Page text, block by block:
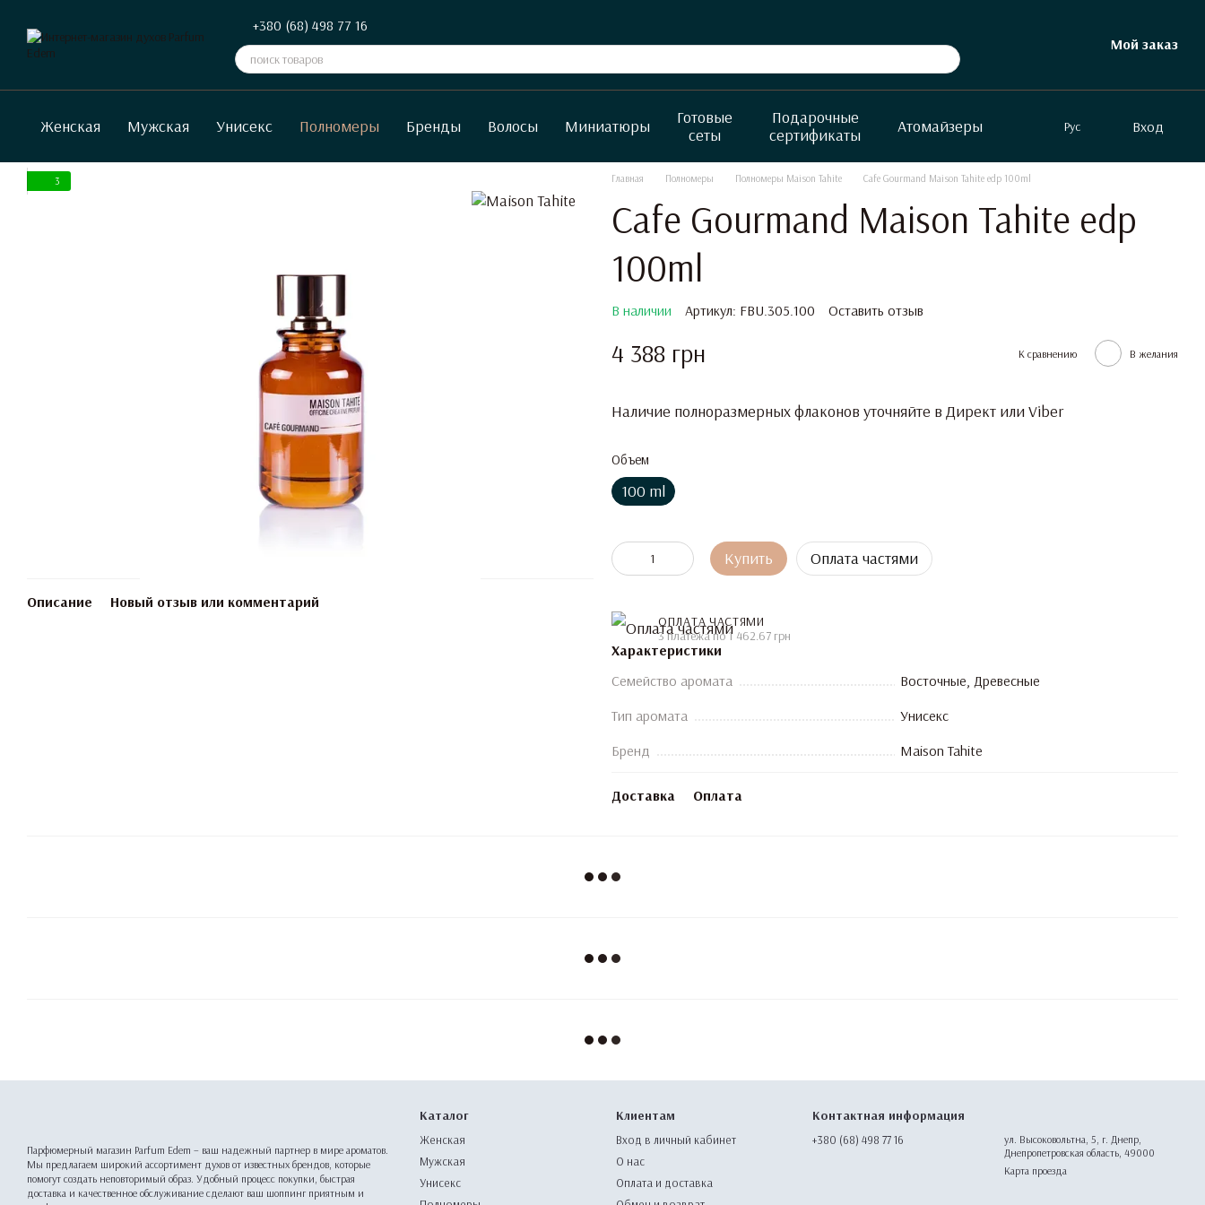
+380 (68) 498 77 16
Мой заказ
Женская Мужская Унисекс Полномеры Бренды Волосы Миниатюры
Готовые
сеты
Подарочные
сертификаты
Атомайзеры Рус Вход
3
Описание Новый отзыв или комментарий
Главная Полномеры Полномеры Maison Tahite Cafe Gourmand Maison Tahite edp 100ml
Cafe Gourmand Maison Tahite edp
100ml
В наличии Артикул: FBU.305.100 Оставить отзыв
4 388 грн К сравнению В желания
Наличие полноразмерных флаконов уточняйте в Директ или Viber
Объем
100 ml
Купить Оплата частями
ОПЛАТА ЧАСТЯМИ
3 платежа по 1 462.67 грн
Характеристики
Семейство аромата
Восточные, Древесные
Тип аромата
Унисекс
Бренд
Maison Tahite
Доставка Оплата
Парфюмерный магазин Parfum Edem – ваш надежный партнер в мире ароматов.
Мы предлагаем широкий ассортимент духов от известных брендов, которые
помогут создать неповторимый образ. Удобный процесс покупки, быстрая
доставка и качественное обслуживание сделают ваш шоппинг приятным и
Каталог
Женская
Мужская
Унисекс
Клиентам
Вход в личный кабинет
О нас
Оплата и доставка
Контактная информация
+380 (68) 498 77 16
ул. Высоковольтна, 5, г. Днепр,
Днепропетровская область, 49000
Карта проезда